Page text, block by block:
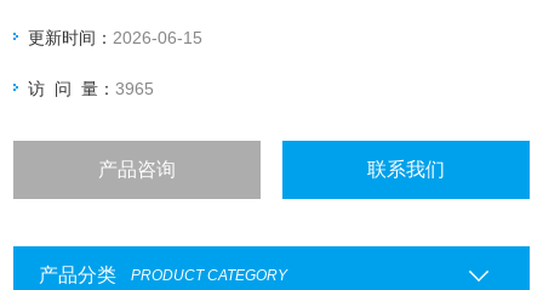
更新时间： 2026-06-15
访 问 量：3965
产品咨询 联系我们
产品分类 PRODUCT CATEGORY